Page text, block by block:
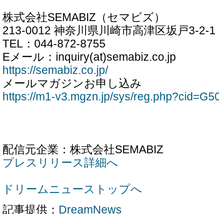
株式会社SEMABIZ（セマビズ）
213-0012 神奈川県川崎市高津区坂戸3-2-
TEL：044-872-8755
Eメール：inquiry(at)semabiz.co.jp
https://semabiz.co.jp/
メールマガジンお申し込み
https://m1-v3.mgzn.jp/sys/
配信元企業：株式会社SEMABIZ
プレスリリース詳細へ
ドリームニューストップへ
記事提供： DreamNews